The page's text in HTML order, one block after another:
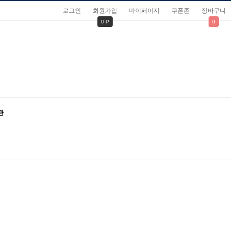
로그인 회원가입
0 P
마이페이지 쿠폰존 장바구니
0